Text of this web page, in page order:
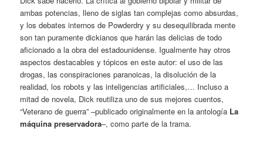
ambas potencias, lleno de siglas tan complejas como absurdas,
y los debates internos de Powderdry y su desequilibrada mente
son tan puramente dickianos que harán las delicias de todo
aficionado a la obra del estadounidense. Igualmente hay otros
aspectos destacables y tópicos en este autor: el uso de las
drogas, las conspiraciones paranoicas, la disolución de la
realidad, los robots y las inteligencias artificiales,… Incluso a
mitad de novela, Dick reutiliza uno de sus mejores cuentos,
“Veterano de guerra” –publicado originalmente en la antología La
máquina preservadora–, como parte de la trama.